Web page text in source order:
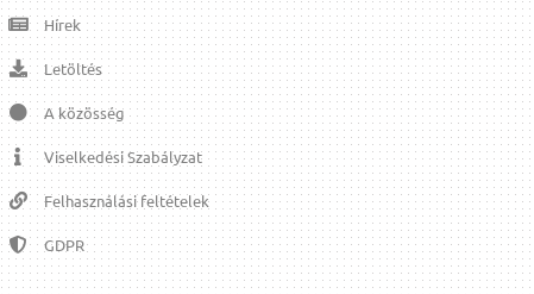
Hírek
Letöltés
A közösség
Viselkedési Szabályzat
Felhasználási feltételek
GDPR